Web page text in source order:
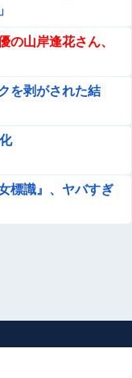
の山岸逢花さん、
を剥がされた結
標識』、ヤバすぎ